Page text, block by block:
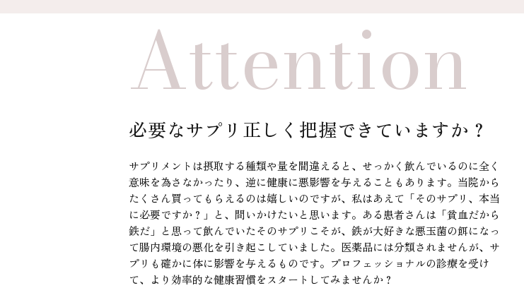
必要なサプリ正しく把握できていますか？
Attention
サプリメントは摂取する種類や量を間違えると、せっかく飲んでいるのに全く
意味を為さなかったり、逆に健康に悪影響を与えることもあります。当院から
たくさん買ってもらえるのは嬉しいのですが、私はあえて「そのサプリ、本当
に必要ですか？」と、問いかけたいと思います。ある患者さんは「貧血だから
鉄だ」と思って飲んでいたそのサプリこそが、鉄が大好きな悪玉菌の餌になっ
て腸内環境の悪化を引き起こしていました。医薬品には分類されませんが、サ
プリも確かに体に影響を与えるものです。プロフェッショナルの診療を受け
て、より効率的な健康習慣をスタートしてみませんか？